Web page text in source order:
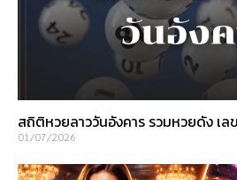
สถิติหวยลาววันอังคาร รวมหวยดัง เล
01/07/2026